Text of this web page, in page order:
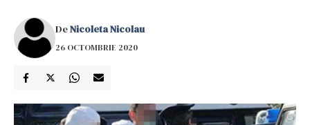
DeNicoleta Nicolau
26 OCTOMBRIE 2020